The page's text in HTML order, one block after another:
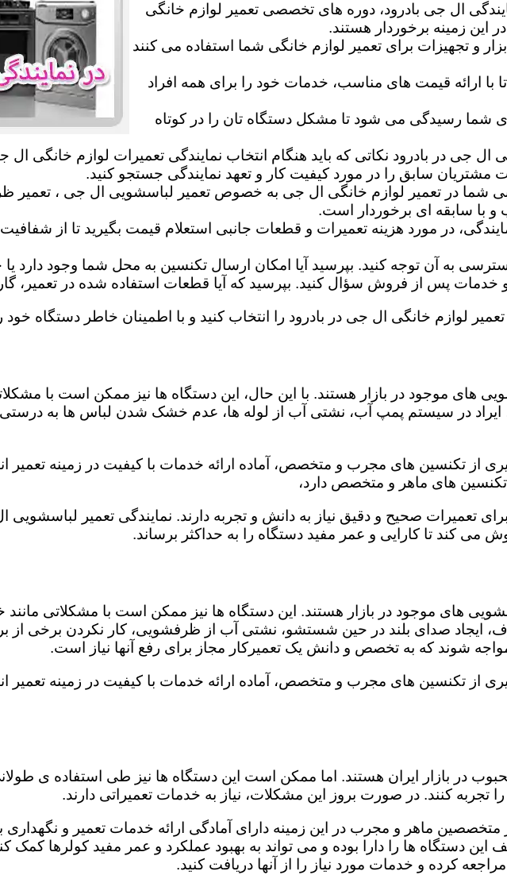
ال جی بادرود، دوره های تخصصی تعمیر لوازم خانگی
این زمینه برخوردار هستند.
و تجهیزات برای تعمیر لوازم خانگی شما استفاده می کنند
ارائه قیمت های مناسب، خدمات خود را برای همه افراد
رسیدگی می شود تا مشکل دستگاه تان را در کوتاه
ال جی در بادرود نکاتی که باید هنگام انتخاب نمایندگی تعمیرات لوازم خانگی
مشتریان سابق را در مورد کیفیت کار و تعهد نمایندگی جستجو کنید.
شما در تعمیر لوازم خانگی ال جی به خصوص تعمیر لباسشویی ال جی ، تعمیر
با سابقه ای برخوردار است.
در مورد هزینه تعمیرات و قطعات جانبی استعلام قیمت بگیرید تا از
به آن توجه کنید. بپرسید آیا امکان ارسال تکنسین به محل شما وجود دارد یا
پس از فروش سؤال کنید. بپرسید که آیا قطعات استفاده شده در تعمیر،
لوازم خانگی ال جی در بادرود را انتخاب کنید و با اطمینان خاطر دستگاه خود
های موجود در بازار هستند. با این حال، این دستگاه ها نیز ممکن است با
در سیستم پمپ آب، نشتی آب از لوله ها، عدم خشک شدن لباس ها به
از تکنسین های مجرب و متخصص، آماده ارائه خدمات با کیفیت در زمینه
های ماهر و متخصص دارد،
تعمیرات صحیح و دقیق نیاز به دانش و تجربه دارند. نمایندگی تعمیر لباسشویی
می کند تا کارایی و عمر مفید دستگاه را به حداکثر برساند.
های موجود در بازار هستند. این دستگاه ها نیز ممکن است با مشکلاتی
ایجاد صدای بلند در حین شستشو، نشتی آب از ظرفشویی، کار نکردن برخی از
شوند که به تخصص و دانش یک تعمیرکار مجاز برای رفع آنها نیاز است.
از تکنسین های مجرب و متخصص، آماده ارائه خدمات با کیفیت در زمینه
در بازار ایران هستند. اما ممکن است این دستگاه ها نیز طی استفاده ی
کنند. در صورت بروز این مشکلات، نیاز به خدمات تعمیراتی دارند.
متخصصین ماهر و مجرب در این زمینه دارای آمادگی ارائه خدمات تعمیر و نگهداری
دستگاه ها را دارا بوده و می تواند به بهبود عملکرد و عمر مفید کولرها
کرده و خدمات مورد نیاز را از آنها دریافت کنید.